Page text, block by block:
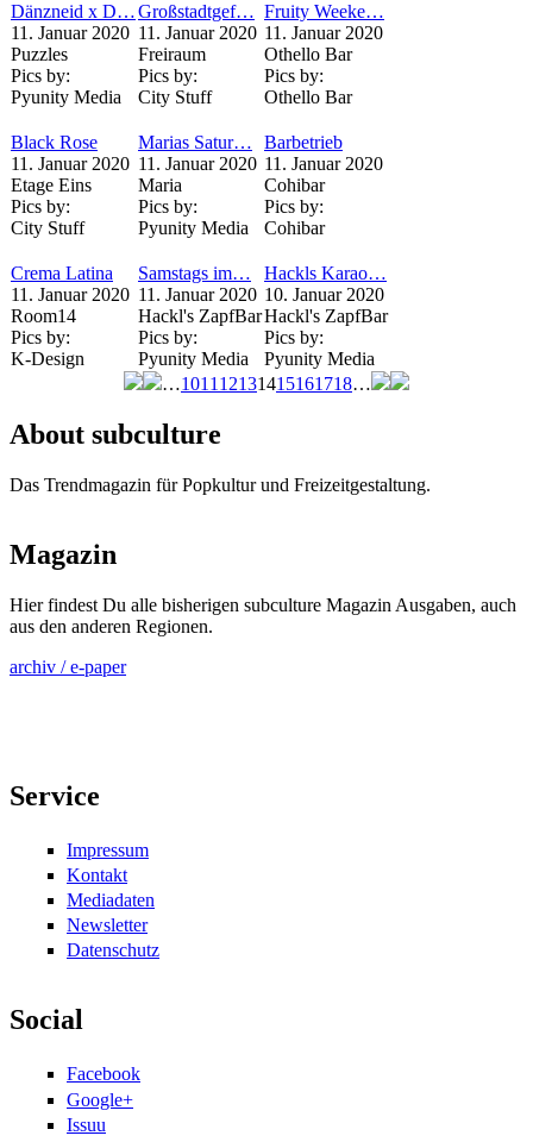
Dänzneid x D…
11. Januar 2020
Puzzles
Pics by:
Pyunity Media
Großstadtgef…
11. Januar 2020
Freiraum
Pics by:
City Stuff
Fruity Weeke…
11. Januar 2020
Othello Bar
Pics by:
Othello Bar
Black Rose
11. Januar 2020
Etage Eins
Pics by:
City Stuff
Marias Satur…
11. Januar 2020
Maria
Pics by:
Pyunity Media
Barbetrieb
11. Januar 2020
Cohibar
Pics by:
Cohibar
Crema Latina
11. Januar 2020
Room14
Pics by:
K-Design
Samstags im…
11. Januar 2020
Hackl's ZapfBar
Pics by:
Pyunity Media
Hackls Karao…
10. Januar 2020
Hackl's ZapfBar
Pics by:
Pyunity Media
…1011 12131415161718…
About subculture
Das Trendmagazin für Popkultur und Freizeitgestaltung.
Magazin
Hier findest Du alle bisherigen subculture Magazin Ausgaben, auch
aus den anderen Regionen.
archiv / e-paper
Service
Impressum
Kontakt
Mediadaten
Newsletter
Datenschutz
Social
Facebook
Google+
Issuu